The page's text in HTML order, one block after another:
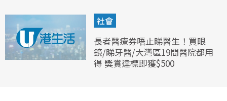
社會
長者醫療券唔止睇醫生！買眼
鏡/睇牙醫/大灣區19間醫院都用
得 獎賞達標即獲$500